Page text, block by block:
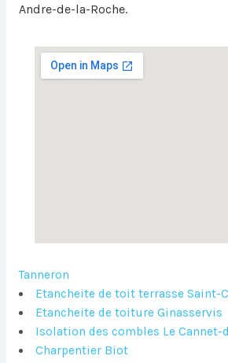
Andre-de-la-Roche.
Tanneron
Etancheite de toit terrasse Saint-
Etancheite de toiture Ginasservis
Isolation des combles Le Cannet-
Charpentier Biot